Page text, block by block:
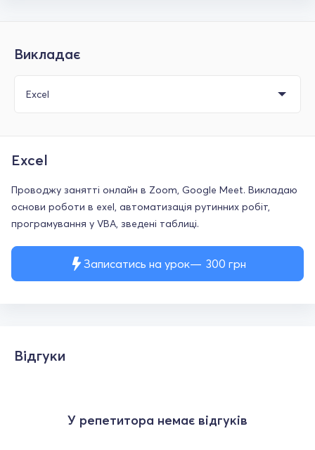
Викладає
Записатись на урок 300 грн
Excel
Проводжу занятті онлайн в Zoom, Google Meet. Викладаю
основи роботи в exel, автоматизація рутинних робіт,
програмування у VBA, зведені таблиці.
Відгуки
У репетитора немає відгуків